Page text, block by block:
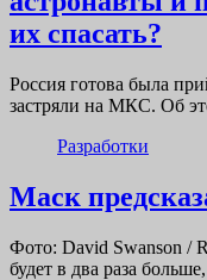
их спасать?
Россия готова была
застряли на МКС. Об
Разработки
Маск
Фото: David Swanson /
будет в два раза